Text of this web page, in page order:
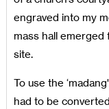
engraved into my
mass hall
site.
To use the
had to be